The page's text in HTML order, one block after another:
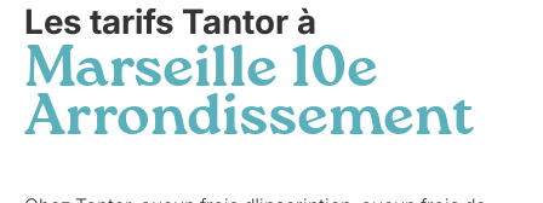
Les tarifs Tantor à
Marseille 10e
Arrondissement